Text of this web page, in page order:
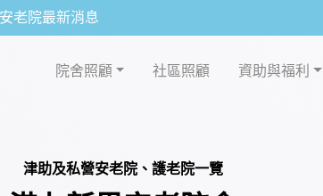
老院最新消息
院舍照顧 社區照顧 資助與福利
津助及私營安老院、護老院一覽